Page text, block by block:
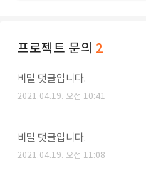
프로젝트 문의 2
비밀 댓글입니다.
2021.04.19. 오전 10:41
비밀 댓글입니다.
2021.04.19. 오전 11:08